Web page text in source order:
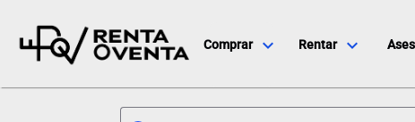
Comprar expand_more Rentar expand_more